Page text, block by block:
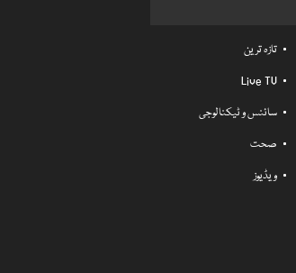
تازہ ترین
Live TV
سائنس و ٹیکنالوجی
صحت
ویڈیوز